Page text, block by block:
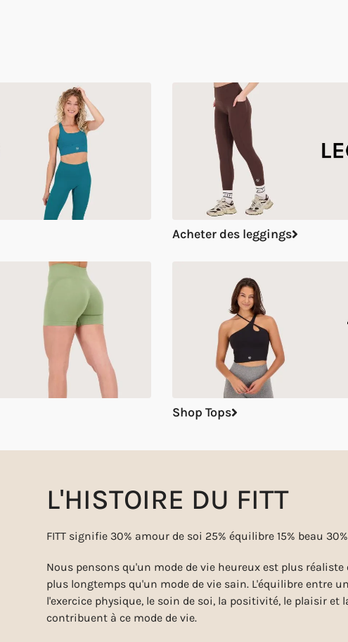
Acheter des leggings
Shop Tops
L'HISTOIRE DU FITT
FITT signifie 30% amour de soi 25% équilibre 15% beau
Nous pensons qu'un mode de vie heureux est plus
plus longtemps qu'un mode de vie sain. L'équilibre entre
l'exercice physique, le soin de soi, la positivité, le plaisir et
contribuent à ce mode de vie.